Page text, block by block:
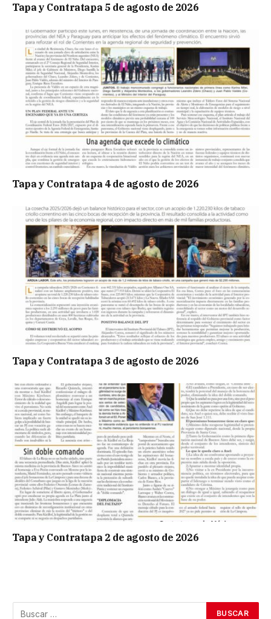
Tapa y Contratapa 5 de agosto de 2026
Tapa y Contratapa 4 de agosto de 2026
Tapa y Contratapa 3 de agosto de 2026
Tapa y Contratapa 2 de agosto de 2026